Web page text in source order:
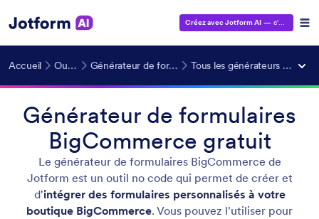
Créez avec Jotform AI — c'est gratuit !
Accueil Outils IA Générateur de formulaires IA Tous les générateurs de formulaires
Générateur de formulaires
BigCommerce gratuit
Le générateur de formulaires BigCommerce de
Jotform est un outil no code qui permet de créer et
d'intégrer des formulaires personnalisés à votre
boutique BigCommerce. Vous pouvez l'utiliser pour